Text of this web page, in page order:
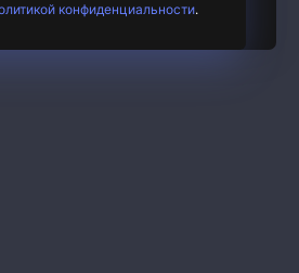
конфиденциальности.